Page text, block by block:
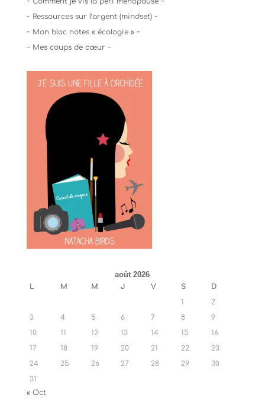
~ Ressources sur l’argent (mindset) ~
~ Mon bloc notes « écologie » ~
~ Mes coups de cœur ~
août 2026
L M M J V S
D
1
2
3
4 5 6 7 8
9
10
11 12 13 14 15
16
17
18 19 20 21 22
23
24
25 26 27 28 29
30
31
« Oct